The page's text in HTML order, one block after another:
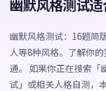
幽默风格测试适
幽默风格测试：16题简
人等8种风格。了解你
通。 如果你正在搜索「
试」或相关人格自测，